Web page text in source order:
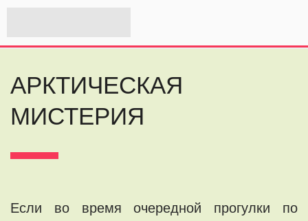
АРКТИЧЕСКАЯ
МИСТЕРИЯ
Если во время очередной прогулки по